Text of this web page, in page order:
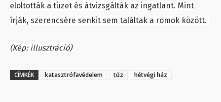
eloltották a tüzet és átvizsgálták az ingatlant. Mint
írják, szerencsére senkit sem találtak a romok között.
(Kép: illusztráció)
CÍMKÉK katasztrófavédelem tűz hétvégi ház